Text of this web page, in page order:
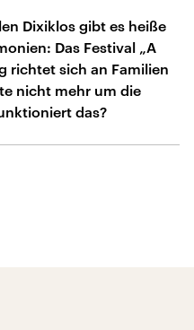
Dixiklos gibt es heiße
Das Festival „A
richtet sich an Familien
nicht mehr um die
das?